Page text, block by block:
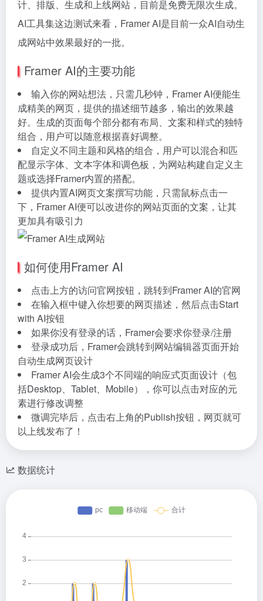
计、排版、生成和上线网站，目前是免费无限次生成。
AI工具集这边测试来看，Framer AI是目前一众AI自动生
成网站中效果最好的一批。
Framer AI的主要功能
输入你的网站想法，只需几秒钟，Framer AI便能生
成精美的网页，提供的描述细节越多，输出的效果越
好。生成的页面每个部分都有布局、文案和样式的独特
组合，用户可以随意根据喜好调整。
自定义不同主题和风格的组合，用户可以混合和匹
配显示字体、文本字体和调色板，为网站构建自定义主
题或选择Framer内置的搭配。
提供内置AI网页文案撰写功能，只需鼠标点击一
下，Framer AI便可以改进你的网站页面的文案，让其
更加具有吸引力
如何使用Framer AI
点击上方的访问官网按钮，跳转到Framer AI的官网
在输入框中键入你想要的网页描述，然后点击Start
with AI按钮
如果你没有登录的话，Framer会要求你登录/注册
登录成功后，Framer会跳转到网站编辑器页面开始
自动生成网页设计
Framer AI会生成3个不同端的响应式页面设计（包
括Desktop、Tablet、Mobile），你可以点击对应的元
素进行修改调整
微调完毕后，点击右上角的Publish按钮，网页就可
以上线发布了！
数据统计